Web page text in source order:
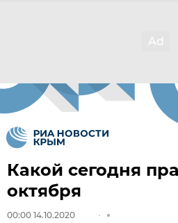
Какой сегодня
октября
00:00 14.10.2020